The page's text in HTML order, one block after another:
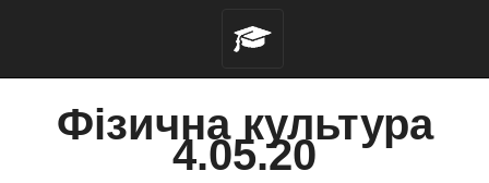
Фізична культура
4.05.20